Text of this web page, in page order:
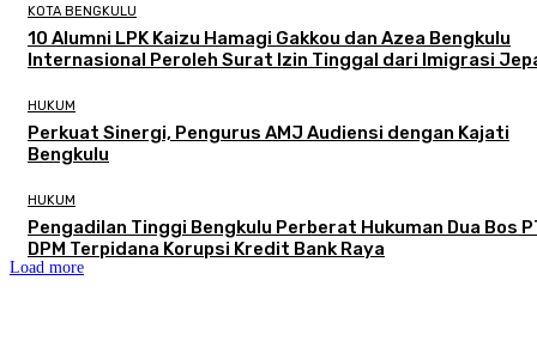
KOTA BENGKULU
‎10 Alumni LPK Kaizu Hamagi Gakkou dan Azea Bengkulu
Internasional Peroleh Surat Izin Tinggal dari Imigrasi
HUKUM
Perkuat Sinergi, Pengurus AMJ Audiensi dengan Kajati
Bengkulu
HUKUM
Pengadilan Tinggi Bengkulu Perberat Hukuman Dua Bos
DPM Terpidana Korupsi Kredit Bank Raya
Load more